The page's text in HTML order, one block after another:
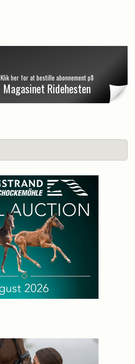
Klik her for at bestille abonnement på
Magasinet Ridehesten